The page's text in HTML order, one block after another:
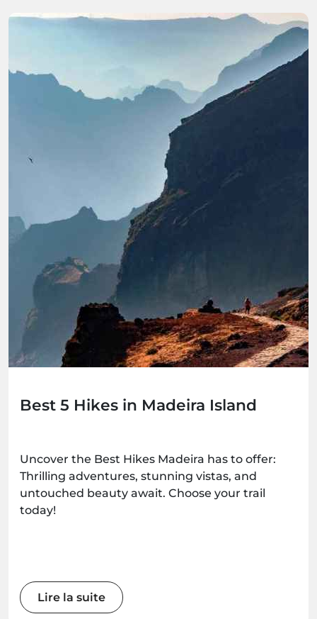
Best 5 Hikes in Madeira Island
Uncover the Best Hikes Madeira has to offer:
Thrilling adventures, stunning vistas, and
untouched beauty await. Choose your trail
today!
Lire la suite